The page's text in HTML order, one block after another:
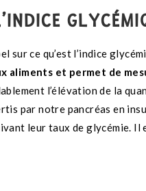
sur ce qu’est l’indice
aliments et permet de
l’élévation de la
par notre pancréas en
leur taux de glycémie.